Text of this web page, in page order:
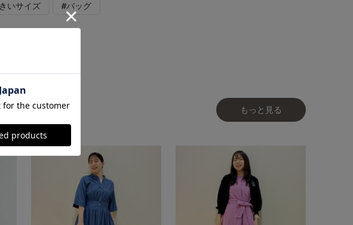
いサイズ #バッグ
もっと見る